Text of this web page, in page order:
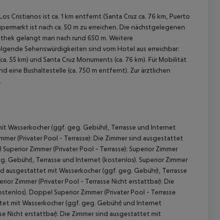
Cristianos ist ca. 1 km entfernt (Santa Cruz ca. 76 km, Puerto
ist nach ca. 50 m zu erreichen. Die nächstgelegenen
gelangt man nach rund 650 m. Weitere
Sehenswürdigkeiten sind vom Hotel aus erreichbar:
55 km) und Santa Cruz Monuments (ca. 76 km). Für Mobilität
eine Bushaltestelle (ca. 750 m entfernt). Zur ärztlichen
Wasserkocher (ggf. geg. Gebühr), Terrasse und Internet
(Privater Pool - Terrasse): Die Zimmer sind ausgestattet
Zimmer (Privater Pool - Terrasse): Superior Zimmer
Gebühr), Terrasse und Internet (kostenlos). Superior Zimmer
ausgestattet mit Wasserkocher (ggf. geg. Gebühr), Terrasse
Zimmer (Privater Pool - Terrasse Nicht erstattbar): Die
Doppel Superior Zimmer (Privater Pool - Terrasse
mit Wasserkocher (ggf. geg. Gebühr) und Internet
Nicht erstattbar): Die Zimmer sind ausgestattet mit